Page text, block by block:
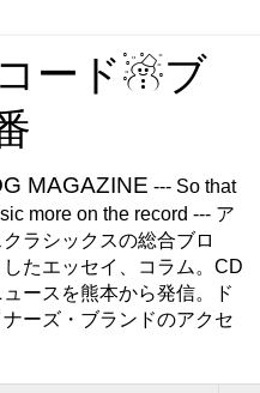
ード☃ブ
MAGAZINE --- So that
more on the record --- ア
ラシックスの総合ブロ
たエッセイ、コラム。CD
ースを熊本から発信。ド
ーズ・ブランドのアクセ